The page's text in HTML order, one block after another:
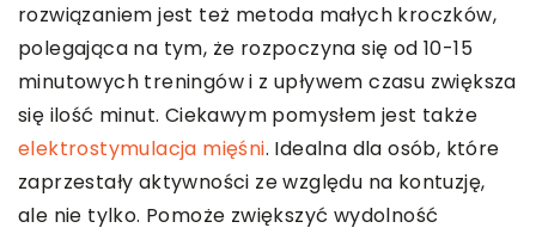
rozwiązaniem jest też metoda małych kroczków,
polegająca na tym, że rozpoczyna się od 10-15
minutowych treningów i z upływem czasu zwiększa
się ilość minut. Ciekawym pomysłem jest także
elektrostymulacja mięśni. Idealna dla osób, które
zaprzestały aktywności ze względu na kontuzję,
ale nie tylko. Pomoże zwiększyć wydolność